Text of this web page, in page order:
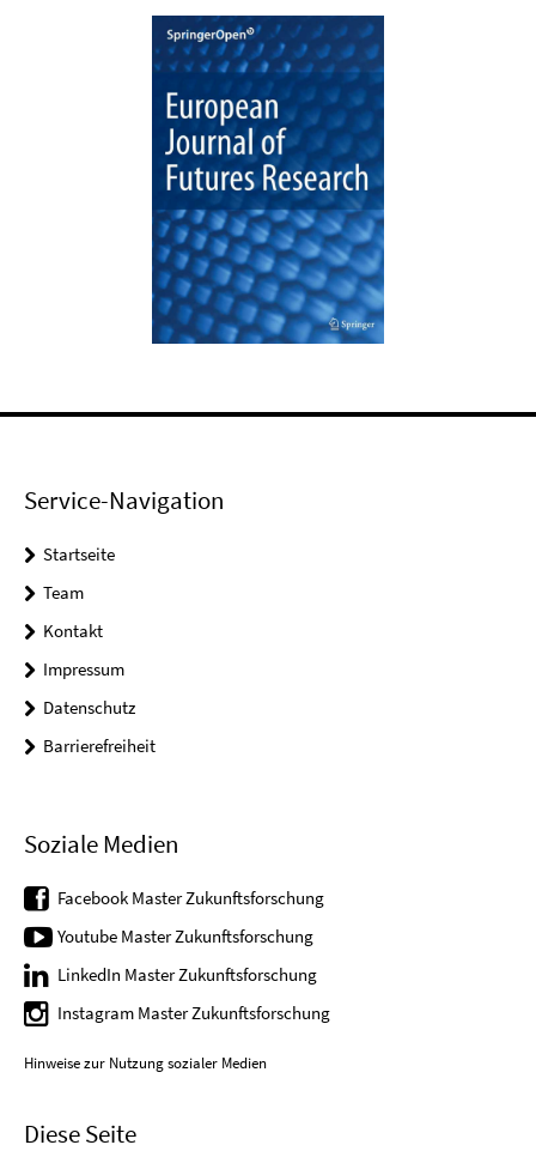
Service-Navigation
Startseite
Team
Kontakt
Impressum
Datenschutz
Barrierefreiheit
Soziale Medien
Facebook Master Zukunftsforschung
Youtube Master Zukunftsforschung
LinkedIn Master Zukunftsforschung
Instagram Master Zukunftsforschung
Hinweise zur Nutzung sozialer Medien
Diese Seite